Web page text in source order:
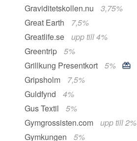
Graviditetskollen.nu
3,75%
Great Earth
7,5%
Greatlife.se
upp till 4%
Greentrip
5%
Grillkung Presentkort
5%
Gripsholm
7,5%
Guldfynd
4%
Gus Textil
5%
Gymgrossisten.com
upp till 2%
Gymkungen
5%